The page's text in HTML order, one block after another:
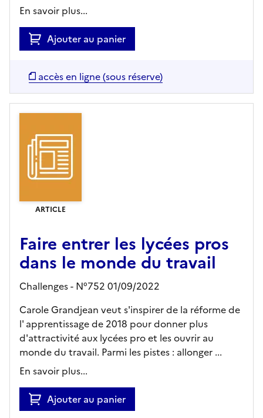
En savoir plus...
Ajouter au panier
accès en ligne (sous réserve)
ARTICLE
Faire entrer les lycées pros
dans le monde du travail
Challenges - N°752 01/09/2022
Carole Grandjean veut s'inspirer de la réforme de
l' apprentissage de 2018 pour donner plus
d'attractivité aux lycées pro et les ouvrir au
monde du travail. Parmi les pistes : allonger ...
En savoir plus...
Ajouter au panier